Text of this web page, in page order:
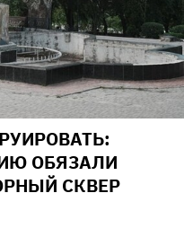
ОБЯЗАЛИ
СКВЕР